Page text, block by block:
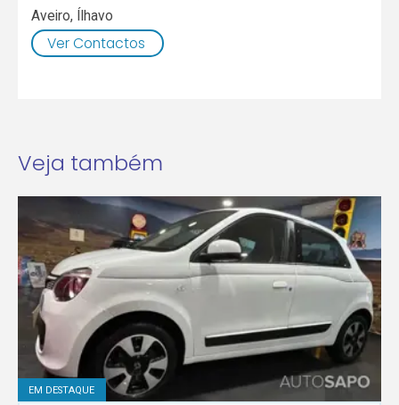
Aveiro, Ílhavo
Ver Contactos
Veja também
EM DESTAQUE